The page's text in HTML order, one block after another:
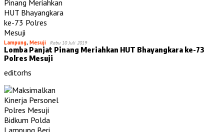
Lampung, Mesuji Rabu 10 Juli 2019
Lomba Panjat Pinang Meriahkan HUT Bhayangkara ke-73
Polres Mesuji
editorhs